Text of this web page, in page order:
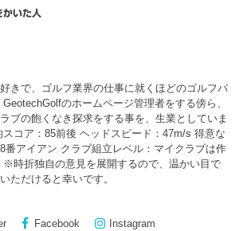
かいた人
きで、ゴルフ業界の仕事に就くほどのゴルフバ
のホームページ管理者をする傍ら、
ブの飽くなき探求をする事を、生業としていま
スコア：85前後 ヘッドスピード：47m/s 得意な
番アイアン クラブ組立レベル：マイクラブは作
※時折独自の意見を展開するので、温かい目で
ただけると幸いです。
Facebook Instagram